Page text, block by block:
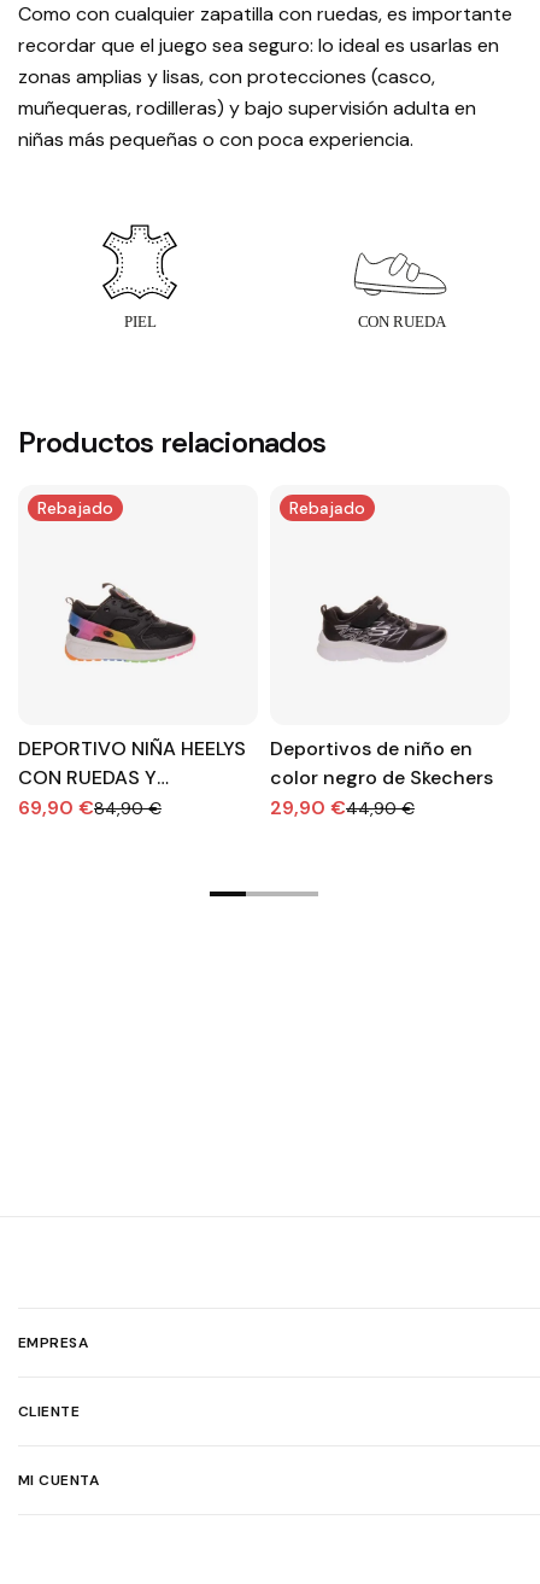
Como con cualquier zapatilla con ruedas, es importante
recordar que el juego sea seguro: lo ideal es usarlas en
zonas amplias y lisas, con protecciones (casco,
muñequeras, rodilleras) y bajo supervisión adulta en
niñas más pequeñas o con poca experiencia.
Productos relacionados
Rebajado
DEPORTIVO NIÑA HEELYS
CON RUEDAS Y
CORDONES
69,90 €84,90 €
Rebajado
Deportivos de niño en
color negro de Skechers
29,90 €44,90 €
EMPRESA
CLIENTE
MI CUENTA